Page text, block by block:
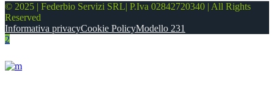
© 2025 | Federbio Servizi SRL| P.Iva 02842720340 | All Rights
Reserved
Informativa privacyCookie PolicyModello 231